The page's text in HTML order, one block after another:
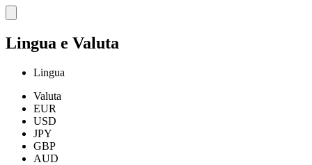
Lingua e Valuta
Lingua
Valuta
EUR
USD
JPY
GBP
AUD